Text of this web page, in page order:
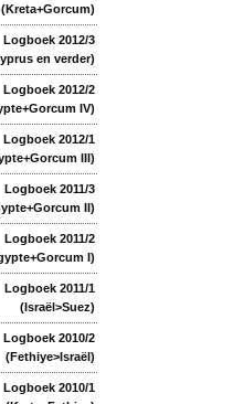
(Kreta+Gorcum)
Logboek 2012/3
en verder)
Logboek 2012/2
IV)
Logboek 2012/1
III)
Logboek 2011/3
II)
Logboek 2011/2
I)
Logboek 2011/1
(Israël>Suez)
Logboek 2010/2
(Fethiye>Israël)
Logboek 2010/1